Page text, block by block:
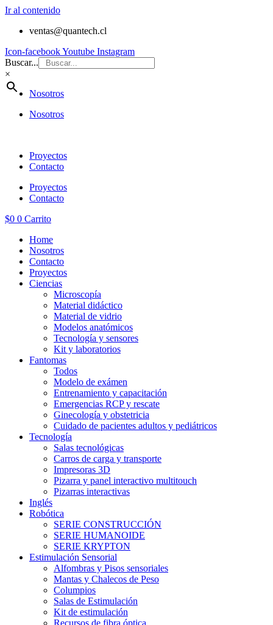
Ir al contenido
ventas@quantech.cl
Icon-facebookYoutube Instagram
Buscar...
×
Nosotros
Nosotros
Proyectos
Contacto
Proyectos
Contacto
$0 0 Carrito
Home
Nosotros
Contacto
Proyectos
Ciencias
Microscopía
Material didáctico
Material de vidrio
Modelos anatómicos
Tecnología y sensores
Kit y laboratorios
Fantomas
Todos
Modelo de exámen
Entrenamiento y capacitación
Emergencias RCP y rescate
Ginecología y obstetricia
Cuidado de pacientes adultos y pediátricos
Tecnología
Salas tecnológicas
Carros de carga y transporte
Impresoras 3D
Pizarra y panel interactivo multitouch
Pizarras interactivas
Inglés
Robótica
SERIE CONSTRUCCIÓN
SERIE HUMANOIDE
SERIE KRYPTON
Estimulación Sensorial
Alfombras y Pisos sensoriales
Mantas y Chalecos de Peso
Columpios
Salas de Estimulación
Kit de estimulación
Recursos de fibra óptica